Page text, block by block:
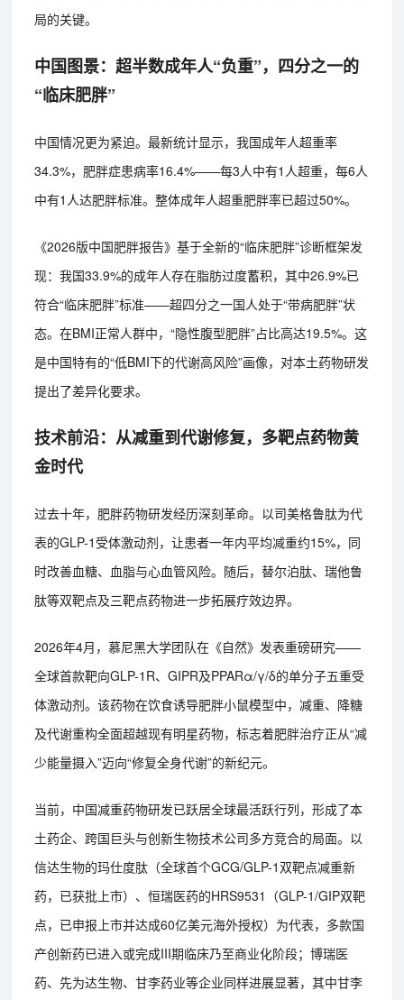
局的关键。
中国图景：超半数成年人“负重”，四分之一的
“临床肥胖”
中国情况更为紧迫。最新统计显示，我国成年人超重率
34.3%，肥胖症患病率16.4%——每3人中有1人超重，每6人
中有1人达肥胖标准。整体成年人超重肥胖率已超过50%。
《2026版中国肥胖报告》基于全新的“临床肥胖”诊断框架发
现：我国33.9%的成年人存在脂肪过度蓄积，其中26.9%已
符合“临床肥胖”标准——超四分之一国人处于“带病肥胖”状
态。在BMI正常人群中，“隐性腹型肥胖”占比高达19.5%。这
是中国特有的“低BMI下的代谢高风险”画像，对本土药物研发
提出了差异化要求。
技术前沿：从减重到代谢修复，多靶点药物黄
金时代
过去十年，肥胖药物研发经历深刻革命。以司美格鲁肽为代
表的GLP-1受体激动剂，让患者一年内平均减重约15%，同
时改善血糖、血脂与心血管风险。随后，替尔泊肽、瑞他鲁
肽等双靶点及三靶点药物进一步拓展疗效边界。
2026年4月，慕尼黑大学团队在《自然》发表重磅研究——
全球首款靶向GLP-1R、GIPR及PPARα/γ/δ的单分子五重受
体激动剂。该药物在饮食诱导肥胖小鼠模型中，减重、降糖
及代谢重构全面超越现有明星药物，标志着肥胖治疗正从“减
少能量摄入”迈向“修复全身代谢”的新纪元。
当前，中国减重药物研发已跃居全球最活跃行列，形成了本
土药企、跨国巨头与创新生物技术公司多方竞合的局面。以
信达生物的玛仕度肽（全球首个GCG/GLP-1双靶点减重新
药，已获批上市）、恒瑞医药的HRS9531（GLP-1/GIP双靶
点，已申报上市并达成60亿美元海外授权）为代表，多款国
产创新药已进入或完成III期临床乃至商业化阶段；博瑞医
药、先为达生物、甘李药业等企业同样进展显著，其中甘李